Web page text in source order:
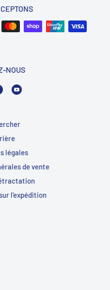
NOUS
Facebook
légales
de vente
l'expédition